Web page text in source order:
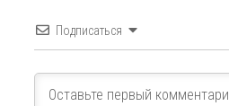
Подписаться